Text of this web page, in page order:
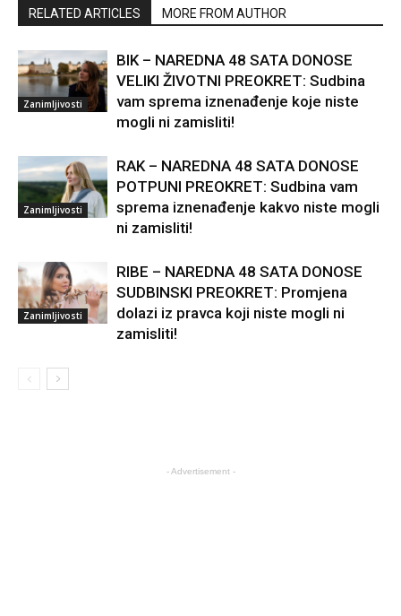
RELATED ARTICLES MORE FROM AUTHOR
Zanimljivosti
BIK – NAREDNA 48 SATA DONOSE
VELIKI ŽIVOTNI PREOKRET: Sudbina
vam sprema iznenađenje koje niste
mogli ni zamisliti!
Zanimljivosti
RAK – NAREDNA 48 SATA DONOSE
POTPUNI PREOKRET: Sudbina vam
sprema iznenađenje kakvo niste mogli
ni zamisliti!
Zanimljivosti
RIBE – NAREDNA 48 SATA DONOSE
SUDBINSKI PREOKRET: Promjena
dolazi iz pravca koji niste mogli ni
zamisliti!
- Advertisement -